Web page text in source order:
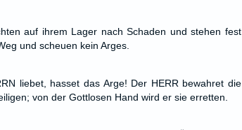
auf ihrem Lager nach Schaden und stehen fest
und scheuen kein Arges.
liebet, hasset das Arge! Der HERR bewahret die
von der Gottlosen Hand wird er sie erretten.